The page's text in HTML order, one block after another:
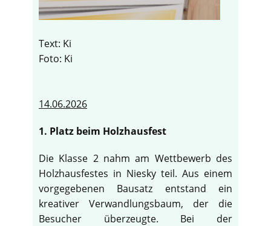
Text: Ki
Foto: Ki
14.06.2026
1. Platz beim Holzhausfest
Die Klasse 2 nahm am Wettbewerb des
Holzhausfestes in Niesky teil. Aus einem
vorgegebenen Bausatz entstand ein
kreativer Verwandlungsbaum, der die
Besucher überzeugte. Bei der